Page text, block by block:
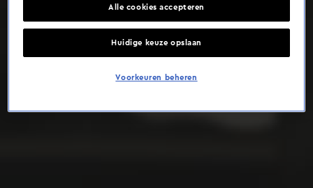
Alle cookies accepteren
Huidige keuze opslaan
Voorkeuren beheren